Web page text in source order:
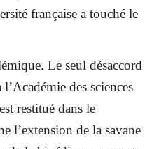
française a touché le
Le seul désaccord
des sciences
restitué dans le
l’extension de la savane